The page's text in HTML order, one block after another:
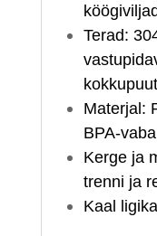
Terad:
Materjal:
Kerge ja
trenni ja
Kaal